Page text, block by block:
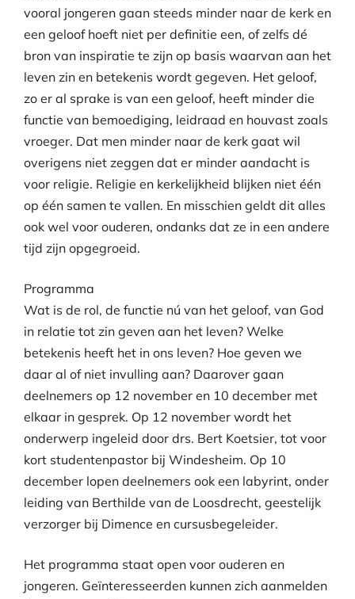
vooral jongeren gaan steeds minder naar de kerk en
een geloof hoeft niet per definitie een, of zelfs dé
bron van inspiratie te zijn op basis waarvan aan het
leven zin en betekenis wordt gegeven. Het geloof,
zo er al sprake is van een geloof, heeft minder die
functie van bemoediging, leidraad en houvast zoals
vroeger. Dat men minder naar de kerk gaat wil
overigens niet zeggen dat er minder aandacht is
voor religie. Religie en kerkelijkheid blijken niet één
op één samen te vallen. En misschien geldt dit alles
ook wel voor ouderen, ondanks dat ze in een andere
tijd zijn opgegroeid.
Programma
Wat is de rol, de functie nú van het geloof, van God
in relatie tot zin geven aan het leven? Welke
betekenis heeft het in ons leven? Hoe geven we
daar al of niet invulling aan? Daarover gaan
deelnemers op 12 november en 10 december met
elkaar in gesprek. Op 12 november wordt het
onderwerp ingeleid door drs. Bert Koetsier, tot voor
kort studentenpastor bij Windesheim. Op 10
december lopen deelnemers ook een labyrint, onder
leiding van Berthilde van de Loosdrecht, geestelijk
verzorger bij Dimence en cursusbegeleider.
Het programma staat open voor ouderen en
jongeren. Geïnteresseerden kunnen zich aanmelden